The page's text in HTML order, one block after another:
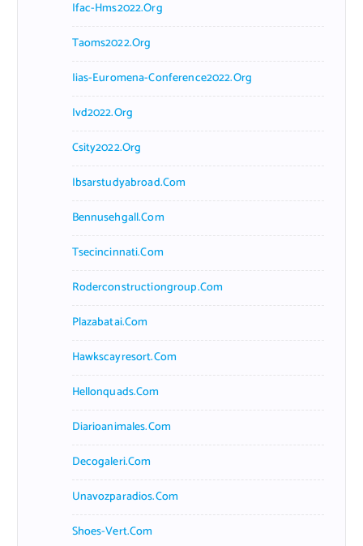
Ifac-Hms2022.org
Taoms2022.org
Iias-Euromena-Conference2022.org
Ivd2022.org
Csity2022.org
Ibsarstudyabroad.com
Bennusehgall.com
Tsecincinnati.com
Roderconstructiongroup.com
Plazabatai.com
Hawkscayresort.com
Hellonquads.com
Diarioanimales.com
Decogaleri.com
Unavozparadios.com
Shoes-Vert.com